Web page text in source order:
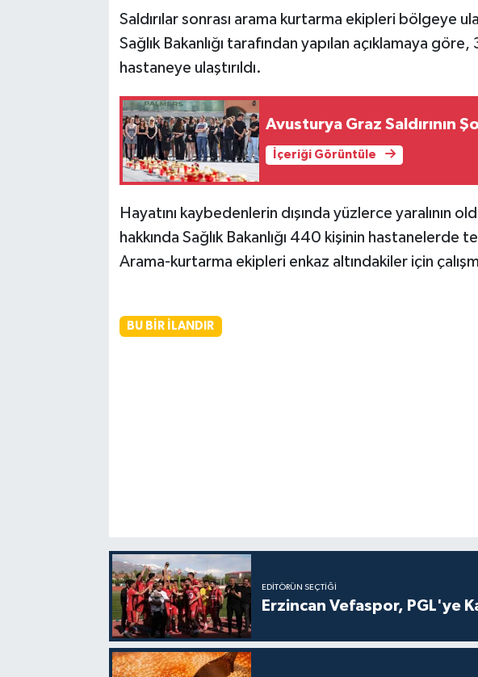
Saldırılar sonrası arama kurtarma ekipleri bölgeye
Sağlık Bakanlığı tarafından yapılan açıklamaya
hastaneye ulaştırıldı.
Avusturya Graz Saldırının
İçeriği Görüntüle
Hayatını kaybedenlerin dışında yüzlerce yaralının
hakkında Sağlık Bakanlığı 440 kişinin hastanelerde
Arama-kurtarma ekipleri enkaz altındakiler için
BU BIR İLANDIR
EDITÖRÜN SEÇTIĞI
Erzincan Vefaspor, PGL'ye